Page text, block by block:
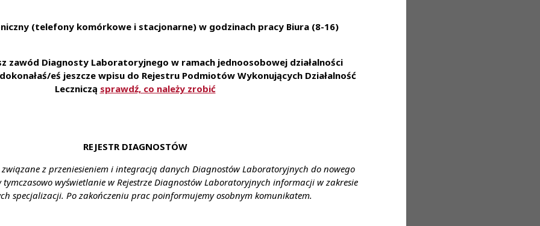
(telefony komórkowe i stacjonarne) w godzinach pracy Biura (8-16)
zawód Diagnosty Laboratoryjnego w ramach jednoosobowej działalności
eś jeszcze wpisu do Rejestru Podmiotów Wykonujących Działalność
Leczniczą sprawdź, co należy zrobić
REJESTR DIAGNOSTÓW
z przeniesieniem i integracją danych Diagnostów Laboratoryjnych do nowego
tymczasowo wyświetlanie w Rejestrze Diagnostów Laboratoryjnych informacji w zakresie
specjalizacji. Po zakończeniu prac poinformujemy osobnym komunikatem.
administracyjnymi dotyczącymi laboratorium;
w przepisach prawnych oraz ich wdrażanie;
zgodnie z obowiązującymi normami prawnymi;
DO UZGODNIENIA